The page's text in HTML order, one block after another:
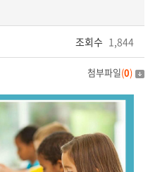
조회수 1,844
첨부파일(0)